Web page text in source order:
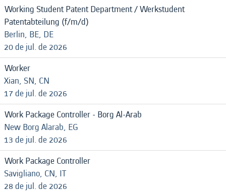
Working Student Patent Department / Werkstudent
Patentabteilung (f/m/d)
Berlin, BE, DE
20 de jul. de 2026
Worker
Xian, SN, CN
17 de jul. de 2026
Work Package Controller - Borg Al-Arab
New Borg Alarab, EG
13 de jul. de 2026
Work Package Controller
Savigliano, CN, IT
28 de jul. de 2026